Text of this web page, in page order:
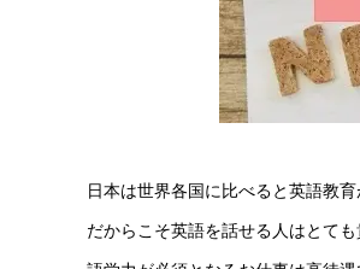
日本は世界各国に比べると英語教
だからこそ英語を話せる人はとても